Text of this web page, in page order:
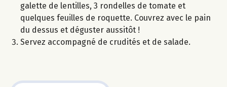
galette de lentilles, 3 rondelles de tomate et
quelques feuilles de roquette. Couvrez avec le pain
du dessus et déguster aussitôt !
Servez accompagné de crudités et de salade.